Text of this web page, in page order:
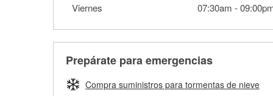
Viernes
07:30am -
Prepárate para emergencias
Compra suministros para tormentas de nieve